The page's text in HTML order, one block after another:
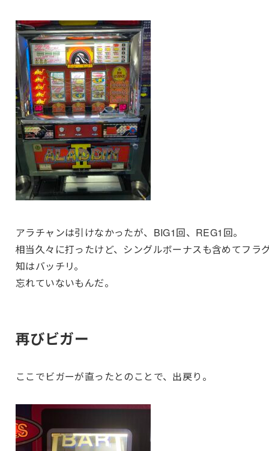
アラチャンは引けなかったが、BIG1回、REG1回。
相当久々に打ったけど、シングルボーナスも含めてフラ
知はバッチリ。
忘れていないもんだ。
再びビガー
ここでビガーが直ったとのことで、出戻り。